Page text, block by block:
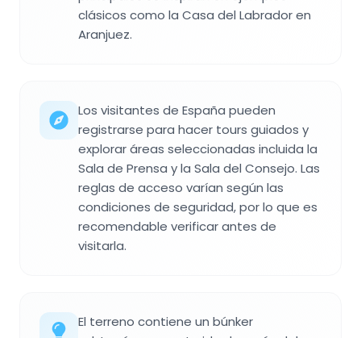
clásicos como la Casa del Labrador en
Aranjuez.
Los visitantes de España pueden
registrarse para hacer tours guiados y
explorar áreas seleccionadas incluida la
Sala de Prensa y la Sala del Consejo. Las
reglas de acceso varían según las
condiciones de seguridad, por lo que es
recomendable verificar antes de
visitarla.
El terreno contiene un búnker